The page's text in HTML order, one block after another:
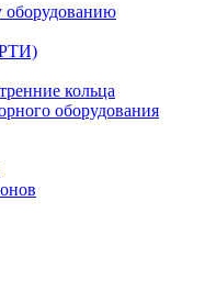
оборудованию
кольца
оборудования